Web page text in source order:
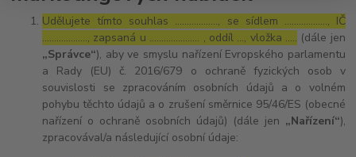
Udělujete tímto souhlas ……………..., se sídlem ………………, IČ
………………., zapsaná u ………………… , oddíl …, vložka ….. (dále jen
„Správce“), aby ve smyslu nařízení Evropského parlamentu
a Rady (EU) č. 2016/679 o ochraně fyzických osob v
souvislosti se zpracováním osobních údajů a o volném
pohybu těchto údajů a o zrušení směrnice 95/46/ES (obecné
nařízení o ochraně osobních údajů) (dále jen „Nařízení“),
zpracovával/a následující osobní údaje: